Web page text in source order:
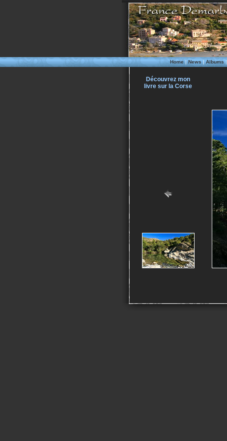
Home|News| Albums|
Découvrez mon
livre sur la Corse